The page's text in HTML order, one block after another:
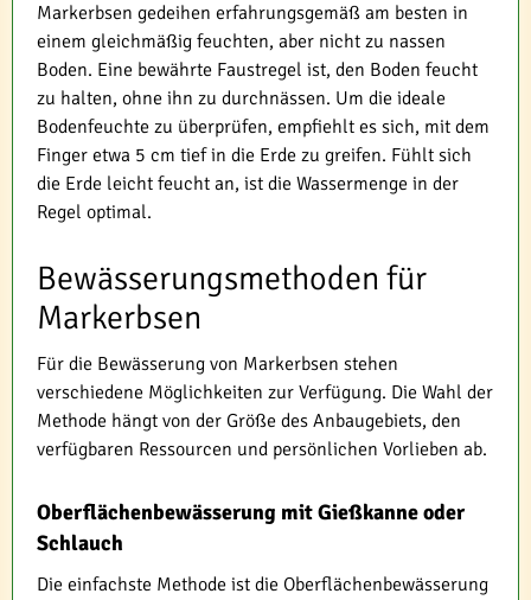
Markerbsen gedeihen erfahrungsgemäß am besten in
einem gleichmäßig feuchten, aber nicht zu nassen
Boden. Eine bewährte Faustregel ist, den Boden feucht
zu halten, ohne ihn zu durchnässen. Um die ideale
Bodenfeuchte zu überprüfen, empfiehlt es sich, mit dem
Finger etwa 5 cm tief in die Erde zu greifen. Fühlt sich
die Erde leicht feucht an, ist die Wassermenge in der
Regel optimal.
Bewässerungsmethoden für
Markerbsen
Für die Bewässerung von Markerbsen stehen
verschiedene Möglichkeiten zur Verfügung. Die Wahl der
Methode hängt von der Größe des Anbaugebiets, den
verfügbaren Ressourcen und persönlichen Vorlieben ab.
Oberflächenbewässerung mit Gießkanne oder
Schlauch
Die einfachste Methode ist die Oberflächenbewässerung